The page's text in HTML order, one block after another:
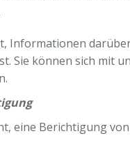
Informationen
Sie können sich mit
eine Berichtigung